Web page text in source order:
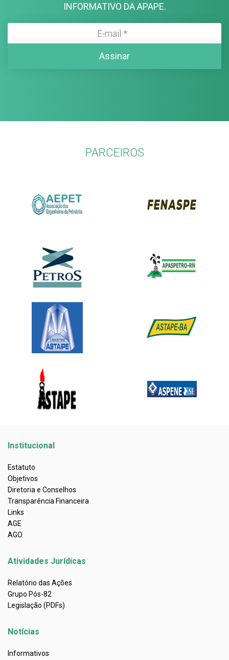
INFORMATIVO DA APAPE.
PARCEIROS
Institucional
Estatuto
Objetivos
Diretoria e Conselhos
Transparência Financeira
Links
AGE
AGO
Atividades Jurídicas
Relatório das Ações
Grupo Pós-82
Legislação (PDFs)
Notícias
Informativos